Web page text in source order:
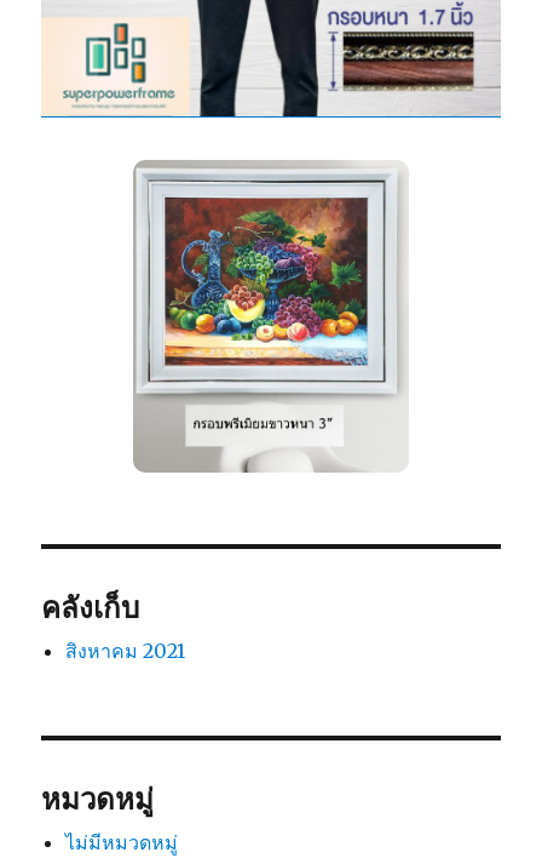
กรอบพร้อมอัดภาพ
16×20 นิ้ว = 990
20×24 นิ้ว = 1,240
24×30 นิ้ว = 1,690
30×40 นิ้ว = 2,890
40×60 นิ้ว = 4,990
คลังเก็บ
สิงหาคม 2021
หมวดหมู่
ไม่มีหมวดหมู่